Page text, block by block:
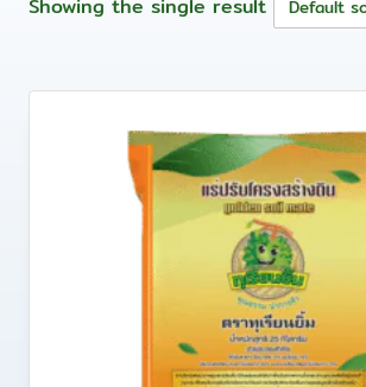
Showing the single result